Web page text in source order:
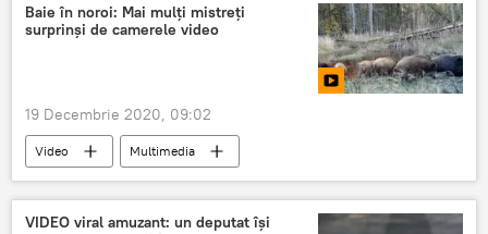
Baie în noroi: Mai mulți mistreți
surprinși de camerele video
19 Decembrie 2020, 09:02
Video Multimedia
VIDEO viral amuzant: un deputat îşi